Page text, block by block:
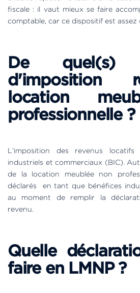
fiscale : il vaut mieux se faire
comptable, car ce dispositif est assez
De quel(s)
d'imposition
location
professionnelle ?
L’imposition des revenus
industriels et commerciaux (BIC).
de la location meublée non
déclarés en tant que bénéfices
au moment de remplir la
revenu.
Quelle
faire en LMNP ?